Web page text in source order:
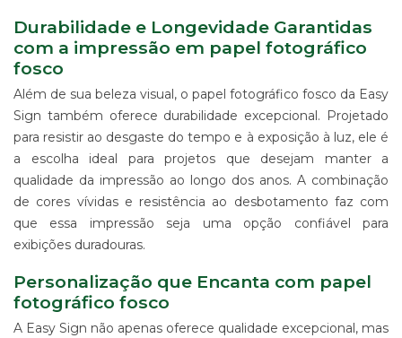
PARA
BANNERS
WIND
ESTRUTURAS
PARA
PROPAGANDA
PRODUTO
PROMOCIONAL
PARA
EVENTOS
EMPRESAS
PRODUTO
PROMOCIONAL
PARA
PONTO
Durabilidade e Longevidade Garantidas
com a impressão em papel fotográfico
fosco
Além de sua beleza visual, o papel fotográfico fosco da Easy
Sign também oferece durabilidade excepcional. Projetado
para resistir ao desgaste do tempo e à exposição à luz, ele é
a escolha ideal para projetos que desejam manter a
qualidade da impressão ao longo dos anos. A combinação
de cores vívidas e resistência ao desbotamento faz com
que essa impressão seja uma opção confiável para
exibições duradouras.
Personalização que Encanta com papel
fotográfico fosco
A Easy Sign não apenas oferece qualidade excepcional, mas